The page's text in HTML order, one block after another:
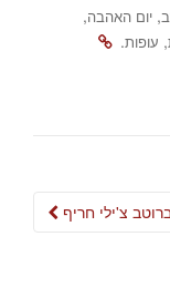
, יום האהבה,
, עופות.
Post
צ'ילי חריף